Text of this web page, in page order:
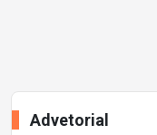
Advetorial